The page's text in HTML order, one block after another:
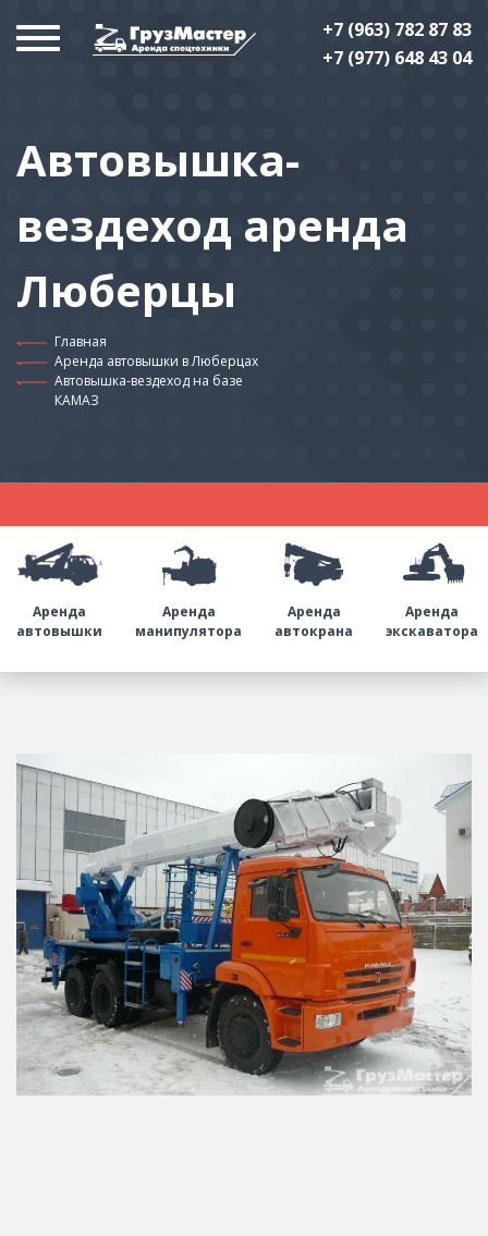
+7 (963) 782 87 83
+7 (977) 648 43 04
Автовышка-
вездеход аренда
Люберцы
Главная
Аренда автовышки в Люберцах
Автовышка-вездеход на базе
КАМАЗ
Аренда
автовышки
Аренда
манипулятора
Аренда
автокрана
Аренда
экскаватора